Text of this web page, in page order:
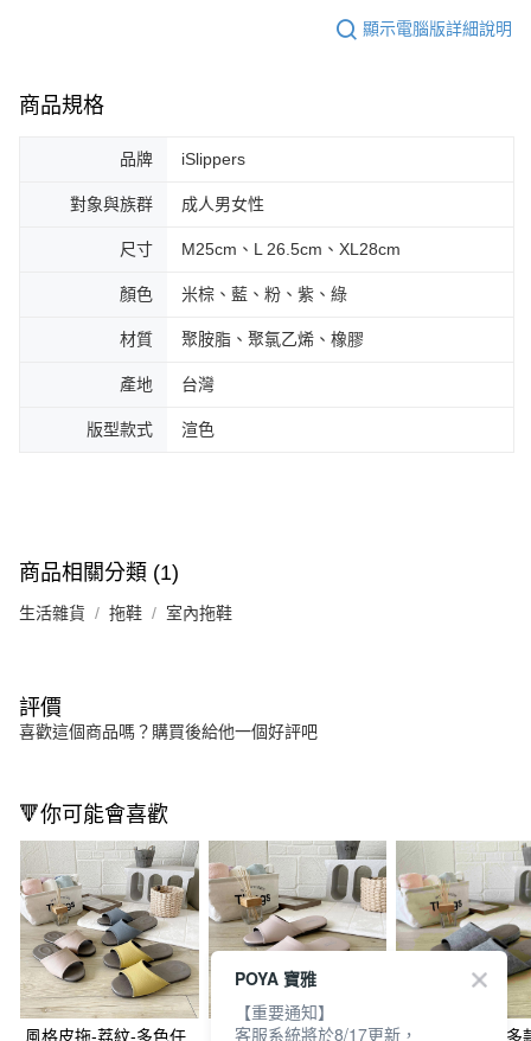
顯示電腦版詳細說明
商品規格
品牌 iSlippers
對象與族群 成人男女性
尺寸 M25cm、L 26.5cm、XL28cm
顏色 米棕、藍、粉、紫、綠
材質 聚胺脂、聚氯乙烯、橡膠
產地 台灣
版型款式 渲色
商品相關分類 (1)
生活雜貨 拖鞋 室內拖鞋
評價
喜歡這個商品嗎？購買後給他一個好評吧
🔻你可能會喜歡
風格皮拖-荔紋-多色任 經典皮拖-舒柔純色-多 厚跟紓壓皮拖-多
POYA 寶雅
【重要通知】
客服系統將於8/17更新，